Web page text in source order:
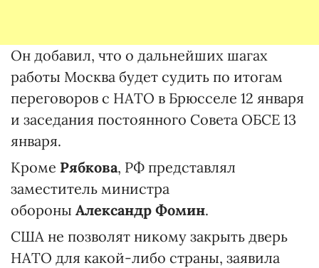
Он добавил, что о дальнейших шагах
работы Москва будет судить по итогам
переговоров с НАТО в Брюсселе 12 января
и заседания постоянного Совета ОБСЕ 13
января.
Кроме Рябкова, РФ представлял
заместитель министра
обороны Александр Фомин.
США не позволят никому закрыть дверь
НАТО для какой-либо страны, заявила